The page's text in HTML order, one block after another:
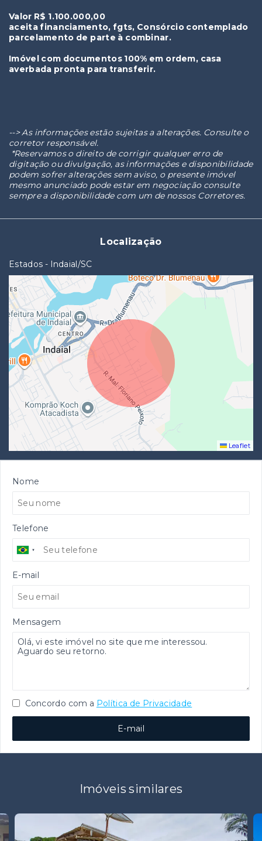
Valor R$ 1.100.000,00
aceita financiamento, fgts, Consórcio contemplado
parcelamento de parte à combinar.
Imóvel com documentos 100% em ordem, casa
averbada pronta para transferir.
--> As informações estão sujeitas a alterações. Consulte o
corretor responsável.
*Reservamos o direito de corrigir qualquer erro de
digitação ou divulgação, as informações e disponibilidade
podem sofrer alterações sem aviso, o presente imóvel
mesmo anunciado pode estar em negociação consulte
sempre a disponibilidade com um de nossos Corretores.
Localização
Estados - Indaial/SC
Leaflet
Nome
Telefone
E-mail
Mensagem
Concordo com a Política de Privacidade
E-mail
Imóveis similares